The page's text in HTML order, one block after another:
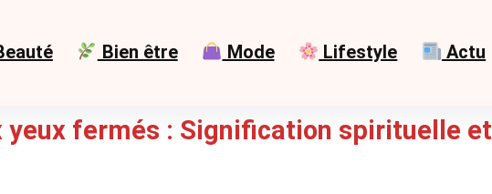
Bien être Mode Lifestyle Actu
yeux fermés : Signification spirituelle et